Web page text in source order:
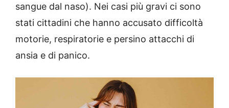
sangue dal naso). Nei casi più gravi ci sono
stati cittadini che hanno accusato difficoltà
motorie, respiratorie e persino attacchi di
ansia e di panico.